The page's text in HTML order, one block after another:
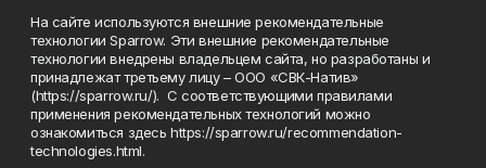
На сайте используются внешние рекомендательные
технологии Sparrow. Эти внешние рекомендательные
технологии внедрены владельцем сайта, но разработаны и
принадлежат третьему лицу – ООО «СВК-Натив»
(https://sparrow.ru/). С соответствующими правилами
применения рекомендательных технологий можно
ознакомиться здесь https://sparrow.ru/recommendation-
technologies.html.